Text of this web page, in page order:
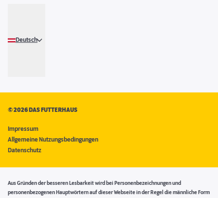
Deutsch
©2026 DAS FUTTERHAUS
Impressum
Allgemeine Nutzungsbedingungen
Datenschutz
Aus Gründen der besseren Lesbarkeit wird bei Personenbezeichnungen und
personenbezogenen Hauptwörtern auf dieser Webseite in der Regel die männliche Form